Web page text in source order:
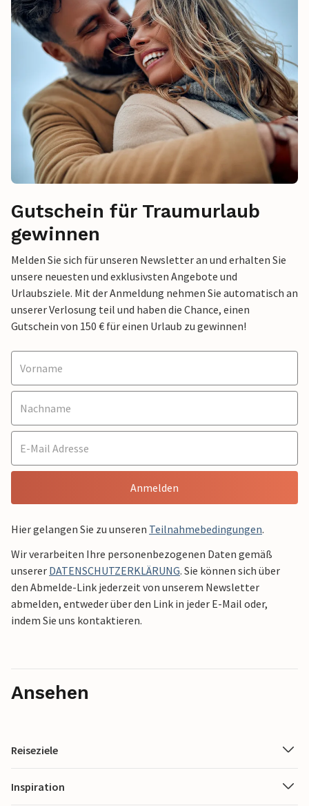
Gutschein für Traumurlaub
gewinnen
Melden Sie sich für unseren Newsletter an und erhalten Sie
unsere neuesten und exklusivsten Angebote und
Urlaubsziele. Mit der Anmeldung nehmen Sie automatisch an
unserer Verlosung teil und haben die Chance, einen
Gutschein von 150 € für einen Urlaub zu gewinnen!
Anmelden
Hier gelangen Sie zu unseren Teilnahmebedingungen.
Wir verarbeiten Ihre personenbezogenen Daten gemäß
unserer DATENSCHUTZERKLÄRUNG. Sie können sich über
den Abmelde-Link jederzeit von unserem Newsletter
abmelden, entweder über den Link in jeder E-Mail oder,
indem Sie uns kontaktieren.
Ansehen
Reiseziele
Inspiration